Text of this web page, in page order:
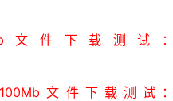
文件下载测试：
文件下载测试：